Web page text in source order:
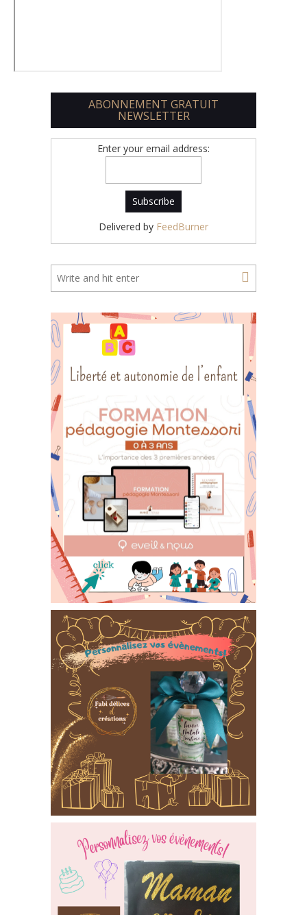
ABONNEMENT GRATUIT
NEWSLETTER
Enter your email address:
Delivered by FeedBurner